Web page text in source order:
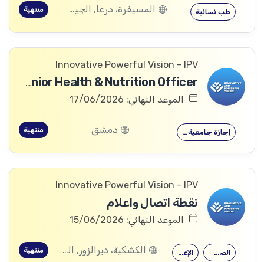
طب نسائية المسيفرة، درعا, الجيزة، درعا, بصر الحرير، درعا منتهية
Innovative Powerful Vision - IPV
Senior Health & Nutrition Officer
الموعد النهائي: 17/06/2026
إجازة جامعية… دمشق منتهية
Innovative Powerful Vision - IPV
نقطة اتصال واعلام
الموعد النهائي: 15/06/2026
الإعلام الصحافة الكشكية، ديرالزور, الصعوة، ديرالزور منتهية